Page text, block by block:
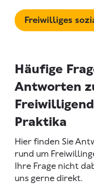
Freiwilliges
Häufige
Antworten
Praktika
Hier finden Sie
rund um
Ihre Frage nicht
uns gerne direkt.